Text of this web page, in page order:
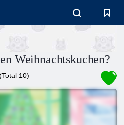
Weihnachtskuchen?
(Total 10)